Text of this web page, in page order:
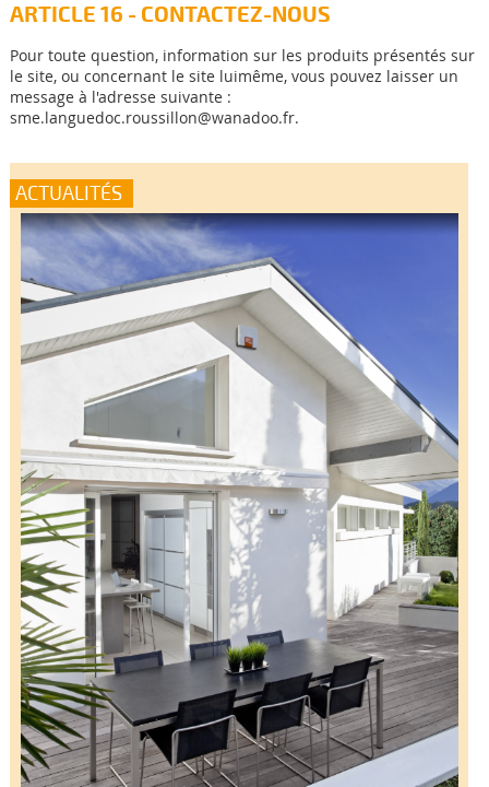
ARTICLE 16 - CONTACTEZ-NOUS
Pour toute question, information sur les produits présentés sur
le site, ou concernant le site luimême, vous pouvez laisser un
message à l'adresse suivante :
sme.languedoc.roussillon@wanadoo.fr.
ACTUALITÉS